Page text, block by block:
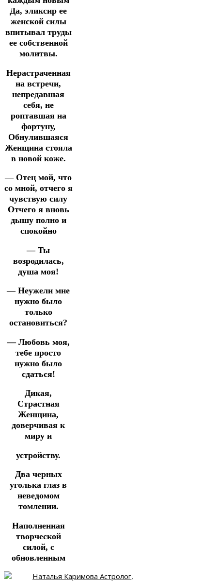
Да, эликсир ее
женской силы
впитывал труды
ее собственной
молитвы.
Нерастраченная
на встречи,
непредавшая
себя, не
роптавшая на
фортуну,
Обнулившаяся
Женщина стояла
в новой коже.
— Отец мой, что
со мной, отчего я
чувствую силу
Отчего я вновь
дышу полно и
спокойно
— Ты
возродилась,
душа моя!
— Неужели мне
нужно было
только
остановиться?
— Любовь моя,
тебе просто
нужно было
сдаться!
Дикая,
Страстная
Женщина,
доверчивая к
миру и
устройству.
Два черных
уголька глаз в
неведомом
томлении.
Наполненная
творческой
силой, с
обновленным